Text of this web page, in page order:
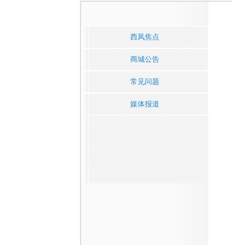
西凤焦点
商城公告
常见问题
媒体报道